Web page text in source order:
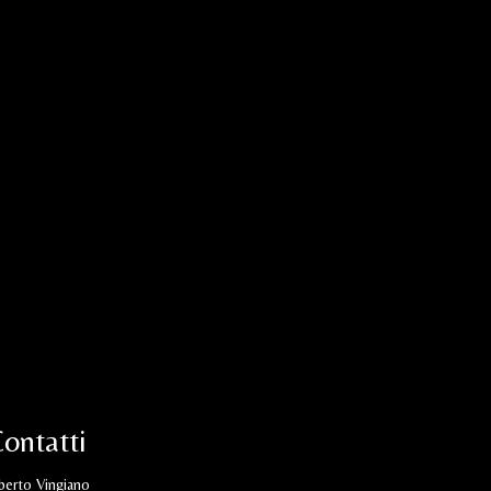
Vingiano